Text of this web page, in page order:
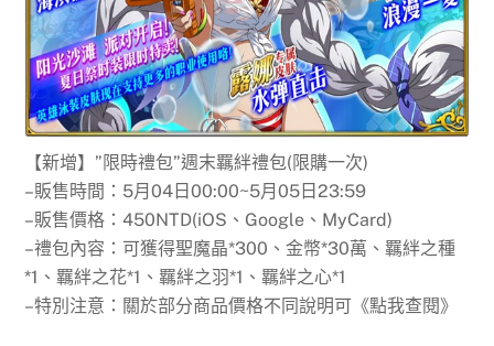
【新增】”限時禮包”週末羈絆禮包(限購一次)
–販售時間：5月04日00:00~5月05日23:59
–販售價格：450NTD(iOS、Google、MyCard)
–禮包內容：可獲得聖魔晶*300、金幣*30萬、羈絆之種
*1、羈絆之花*1、羈絆之羽*1、羈絆之心*1
–特別注意：關於部分商品價格不同說明可《點我查閱》